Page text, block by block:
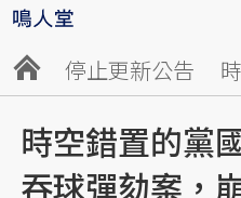
停止更新公告
時空錯置的黨
吞球彈劾案，